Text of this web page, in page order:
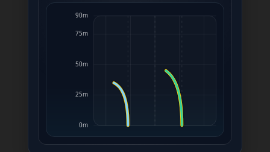
0m
25m
50m
75m
90m